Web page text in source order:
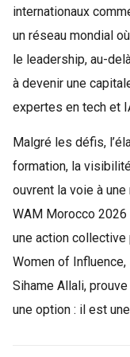
internationaux
un réseau mondial
le leadership, au-
à devenir une
expertes en tech et
Malgré les défis,
formation, la
ouvrent la voie à
WAM Morocco
une action
Women of
Sihame Allali,
une option : il est